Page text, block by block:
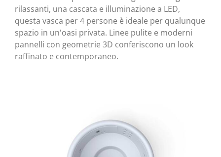
rilassanti, una cascata e illuminazione a LED,
questa vasca per 4 persone è ideale per qualunque
spazio in un'oasi privata. Linee pulite e moderni
pannelli con geometrie 3D conferiscono un look
raffinato e contemporaneo.